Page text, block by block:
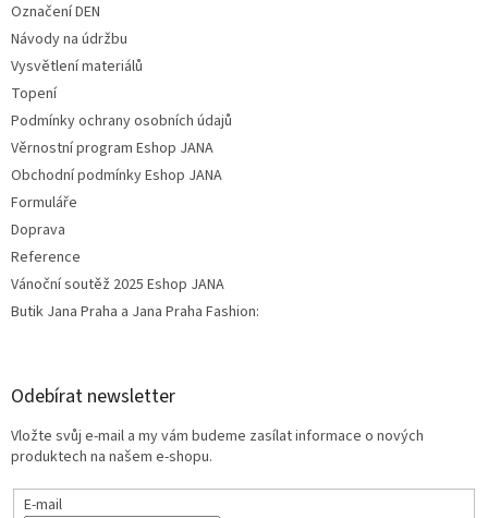
Označení DEN
Návody na údržbu
Vysvětlení materiálů
Topení
Podmínky ochrany osobních údajů
Věrnostní program Eshop JANA
Obchodní podmínky Eshop JANA
Formuláře
Doprava
Reference
Vánoční soutěž 2025 Eshop JANA
Butik Jana Praha a Jana Praha Fashion:
Odebírat newsletter
Vložte svůj e-mail a my vám budeme zasílat informace o nových
produktech na našem e-shopu.
E-mail